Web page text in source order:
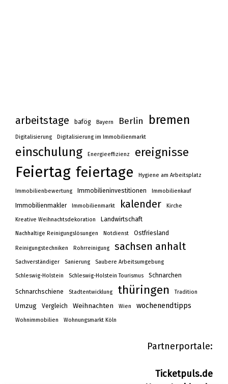
arbeitstage bafög Bayern Berlin bremen
Digitalisierung Digitalisierung im Immobilienmarkt
einschulung Energieeffizienz ereignisse
Feiertag feiertage Hygiene am Arbeitsplatz
Immobilienbewertung Immobilieninvestitionen Immobilienkauf
Immobilienmakler Immobilienmarkt kalender Kirche
Kreative Weihnachtsdekoration Landwirtschaft
Nachhaltige Reinigungslösungen Notdienst Ostfriesland
Reinigungstechniken Rohrreinigung sachsen anhalt
Sachverständiger Sanierung Saubere Arbeitsumgebung
Schleswig-Holstein Schleswig-Holstein Tourismus Schnarchen
Schnarchschiene Stadtentwicklung thüringen Tradition
Umzug Vergleich Weihnachten Wien wochenendtipps
Wohnimmobilien Wohnungsmarkt Köln
Partnerportale:
Ticketpuls.de